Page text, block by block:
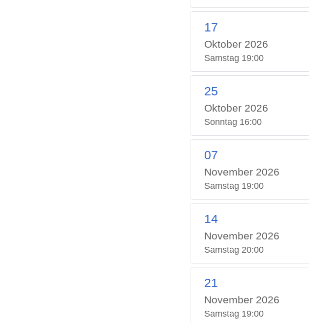
17
Oktober 2026
Samstag 19:00
25
Oktober 2026
Sonntag 16:00
07
November 2026
Samstag 19:00
14
November 2026
Samstag 20:00
21
November 2026
Samstag 19:00